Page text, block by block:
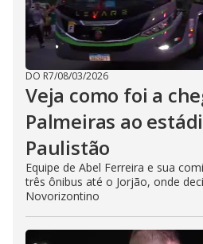
DO R7/08/03/2026
Veja como foi a
Palmeiras ao
Paulistão
Equipe de Abel Ferreira e sua
três ônibus até o Jorjão, onde
Novorizontino